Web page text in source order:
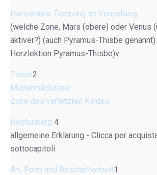
Horizontale Trennung im Venusberg
(welche Zone, Mars (obere) oder Venus
aktiver?) (auch Pyramus-Thisbe
Herzlektion Pyramus-Thisbe)v
Zonen2
Muttermilchzone
Zone des verletzten Kindes
Neptunberg 4
allgemeine Erklärung - Clicca per
sottocapitoli
Art, Form und Beschaffenheit1